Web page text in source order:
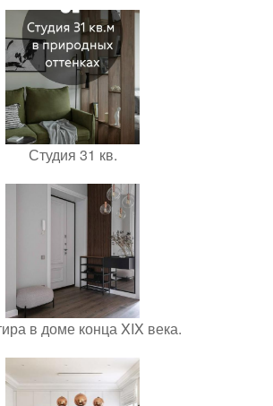
Студия 31 кв.
в доме конца XIX века.